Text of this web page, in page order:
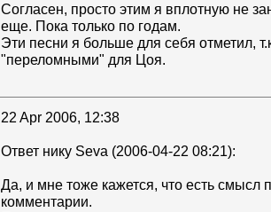
Согласен, просто этим я вплотную не
еще. Пока только по годам.
Эти песни я больше для себя отметил,
"переломными" для Цоя.
22 Apr 2006, 12:38
Ответ нику Seva (2006-04-22 08:21):
Да, и мне тоже кажется, что есть смысл
комментарии.